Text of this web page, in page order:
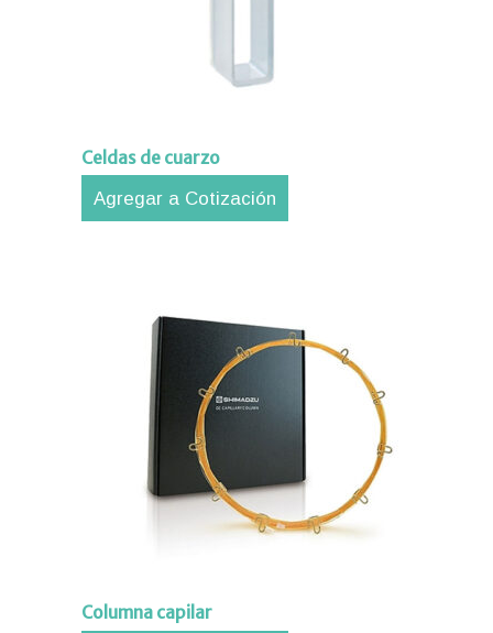
Celdas de cuarzo
Agregar a Cotización
Columna capilar